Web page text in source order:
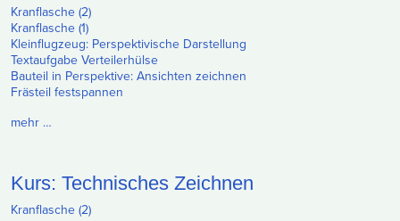
Kranflasche (2)
Kranflasche (1)
Kleinflugzeug: Perspektivische Darstellung
Textaufgabe Verteilerhülse
Bauteil in Perspektive: Ansichten zeichnen
Frästeil festspannen
mehr …
Kurs: Technisches Zeichnen
Kranflasche (2)